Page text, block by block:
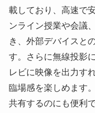
載しており、高速で
ンライン授業や会議
き、外部デバイスと
す。さらに無線投影
レビに映像を出力す
臨場感を楽しめます
共有するのにも便利で